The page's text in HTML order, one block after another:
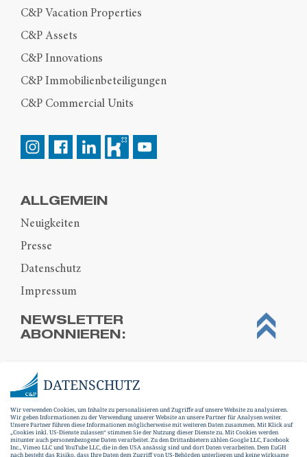
C&P Vacation Properties
C&P Assets
C&P Innovations
C&P Immobilienbeteiligungen
C&P Commercial Units
ALLGEMEIN
Neuigkeiten
Presse
Datenschutz
Impressum
NEWSLETTER
ABONNIEREN:
DATENSCHUTZ
Wir verwenden Cookies, um Inhalte zu personalisieren und Zugriffe auf unsere Website zu analysieren.
Wir geben Informationen zu der Verwendung unserer Website an unsere Partner für Analysen weiter.
Unsere Partner führen diese Informationen möglicherweise mit weiteren Daten zusammen. Mit Klick auf
„Cookies inkl. US-Dienste zulassen“ stimmen Sie der Nutzung dieser Dienste zu. Mit Cookies werden
mitunter auch personenbezogene Daten verarbeitet. Zu den Drittanbietern zählen Google LLC, Facebook
Inc., Vimeo LLC und YouTube LLC, die in den USA ansässig sind und dort Daten verarbeiten. Dem EuGH
nach besteht das Risiko, dass Ihre Daten dem Zugriff von US-Behörden unterliegen und keine wirksame